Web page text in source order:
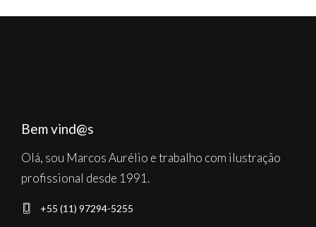
Bem vind@s
Olá, sou Marcos Aurélio e trabalho com ilustração
profissional desde 1991.
+55 (11) 97294-5255